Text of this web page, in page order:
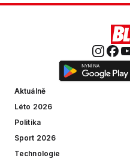
Aktuálně
Léto 2026
Politika
Sport 2026
Technologie